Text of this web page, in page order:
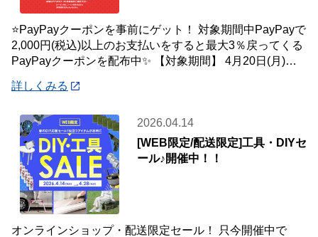
⭐PayPayクーポンを事前にゲット！ 対象期間中PayPayで
2,000円(税込)以上のお支払いをすると最大3％戻ってくる
PayPayクーポンを配布中✨ 【対象期間】 4月20日(月)～5
詳しくみる
2026.04.14
[WEB限定/配送限定]工具・DIYセ
ール♪開催中！！
オンラインショップ・配送限定セール！ 只今開催中で